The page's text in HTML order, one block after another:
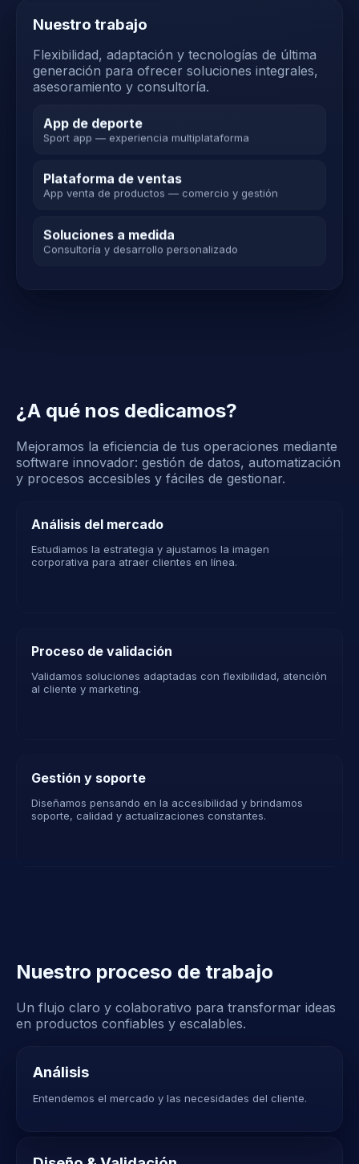
Nuestro trabajo
Flexibilidad, adaptación y tecnologías de última
generación para ofrecer soluciones integrales,
asesoramiento y consultoría.
App de deporte
Sport app — experiencia multiplataforma
Plataforma de ventas
App venta de productos — comercio y gestión
Soluciones a medida
Consultoría y desarrollo personalizado
¿A qué nos dedicamos?
Mejoramos la eficiencia de tus operaciones mediante
software innovador: gestión de datos, automatización
y procesos accesibles y fáciles de gestionar.
Análisis del mercado
Estudiamos la estrategia y ajustamos la imagen
corporativa para atraer clientes en línea.
Proceso de validación
Validamos soluciones adaptadas con flexibilidad, atención
al cliente y marketing.
Gestión y soporte
Diseñamos pensando en la accesibilidad y brindamos
soporte, calidad y actualizaciones constantes.
Nuestro proceso de trabajo
Un flujo claro y colaborativo para transformar ideas
en productos confiables y escalables.
Análisis
Entendemos el mercado y las necesidades del cliente.